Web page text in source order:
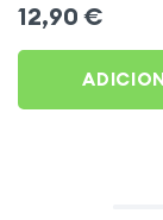
12,90 €